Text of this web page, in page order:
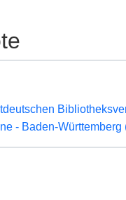
- Baden-Württemberg